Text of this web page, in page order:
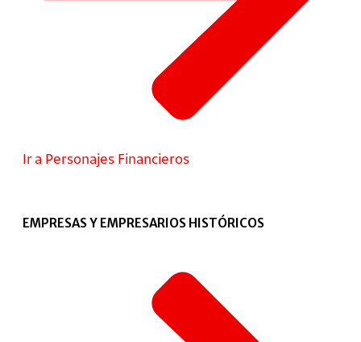
Ir a Personajes Financieros
EMPRESAS Y EMPRESARIOS HISTÓRICOS